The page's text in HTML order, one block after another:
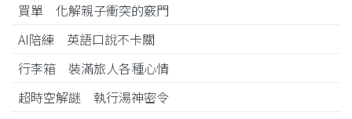
買單 化解親子衝突的竅門
AI陪練 英語口說不卡關
行李箱 裝滿旅人各種心情
超時空解謎 執行湯神密令